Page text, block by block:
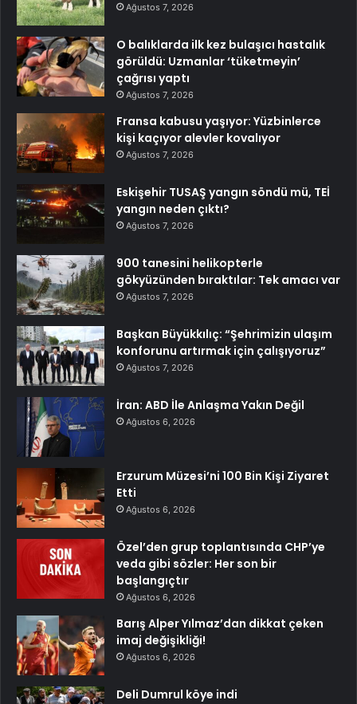
Ağustos 7, 2026
O balıklarda ilk kez bulaşıcı hastalık
görüldü: Uzmanlar ‘tüketmeyin’
çağrısı yaptı
Ağustos 7, 2026
Fransa kabusu yaşıyor: Yüzbinlerce
kişi kaçıyor alevler kovalıyor
Ağustos 7, 2026
Eskişehir TUSAŞ yangın söndü mü, TEİ
yangın neden çıktı?
Ağustos 7, 2026
900 tanesini helikopterle
gökyüzünden bıraktılar: Tek amacı var
Ağustos 7, 2026
Başkan Büyükkılıç: “Şehrimizin ulaşım
konforunu artırmak için çalışıyoruz”
Ağustos 7, 2026
İran: ABD İle Anlaşma Yakın Değil
Ağustos 6, 2026
Erzurum Müzesi’ni 100 Bin Kişi Ziyaret
Etti
Ağustos 6, 2026
Özel’den grup toplantısında CHP’ye
veda gibi sözler: Her son bir
başlangıçtır
Ağustos 6, 2026
Barış Alper Yılmaz’dan dikkat çeken
imaj değişikliği!
Ağustos 6, 2026
Deli Dumrul köye indi